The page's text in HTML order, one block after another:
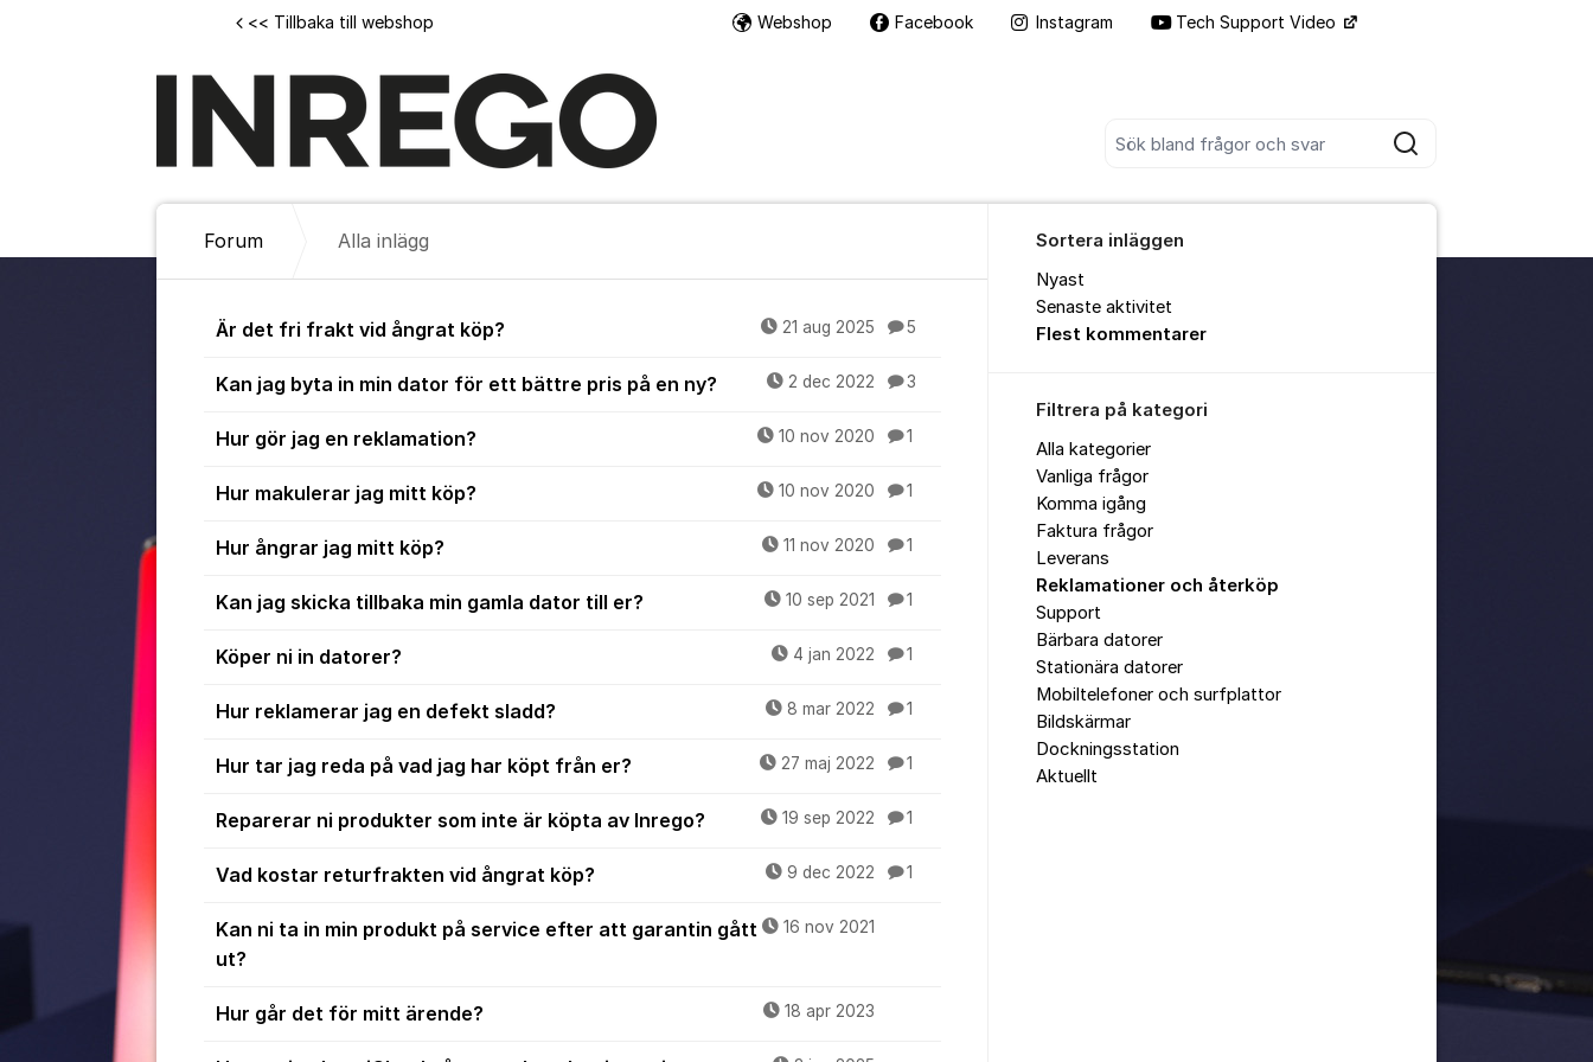
Sök
<< Tillbaka till webshop Webshop Facebook Instagram Tech Support Video Fler supportlänkar
Forum Alla inlägg
Alla inlägg
Är det fri frakt vid ångrat köp? 21 aug 2025 5
Kan jag byta in min dator för ett bättre pris på en ny? 2 dec 2022 3
Hur gör jag en reklamation? 10 nov 2020 1
Hur makulerar jag mitt köp? 10 nov 2020 1
Hur ångrar jag mitt köp? 11 nov 2020 1
Kan jag skicka tillbaka min gamla dator till er? 10 sep 2021 1
Köper ni in datorer? 4 jan 2022 1
Hur reklamerar jag en defekt sladd? 8 mar 2022 1
Hur tar jag reda på vad jag har köpt från er? 27 maj 2022 1
Reparerar ni produkter som inte är köpta av Inrego? 19 sep 2022 1
Vad kostar returfrakten vid ångrat köp? 9 dec 2022 1
Kan ni ta in min produkt på service efter att garantin gått
ut?
16 nov 2021
Hur går det för mitt ärende? 18 apr 2023
Sortera inläggen
Nyast
Senaste aktivitet
Flest kommentarer
Filtrera på kategori
Alla kategorier
Vanliga frågor
Komma igång
Faktura frågor
Leverans
Reklamationer och återköp
Support
Bärbara datorer
Stationära datorer
Mobiltelefoner och surfplattor
Bildskärmar
Dockningsstation
Aktuellt